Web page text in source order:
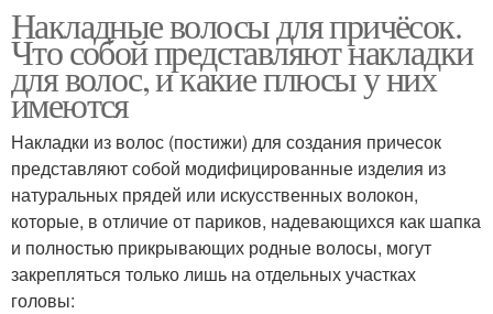
Красивые прически Красивая прическа
Вечерние прически
Прически с накладным
хвостом
Прически с шиньонами
Прическа с накладными
волосами
Накладные волосы для причёсок.
Что собой представляют накладки
для волос, и какие плюсы у них
имеются
Накладки из волос (постижи) для создания причесок
представляют собой модифицированные изделия из
натуральных прядей или искусственных волокон,
которые, в отличие от париков, надевающихся как шапка
и полностью прикрывающих родные волосы, могут
закрепляться только лишь на отдельных участках
головы: